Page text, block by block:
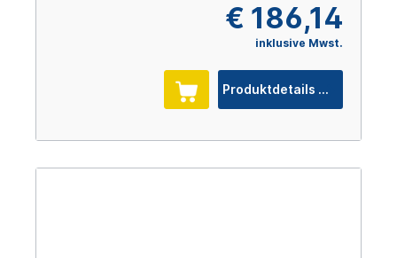
€ 186,14
inklusive Mwst.
Produktdetails